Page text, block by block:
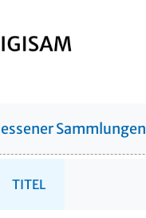
Sammlungen
TITEL